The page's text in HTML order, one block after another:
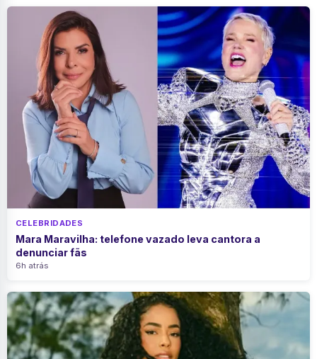
CELEBRIDADES
Mara Maravilha: telefone vazado leva cantora a
denunciar fãs
6h atrás